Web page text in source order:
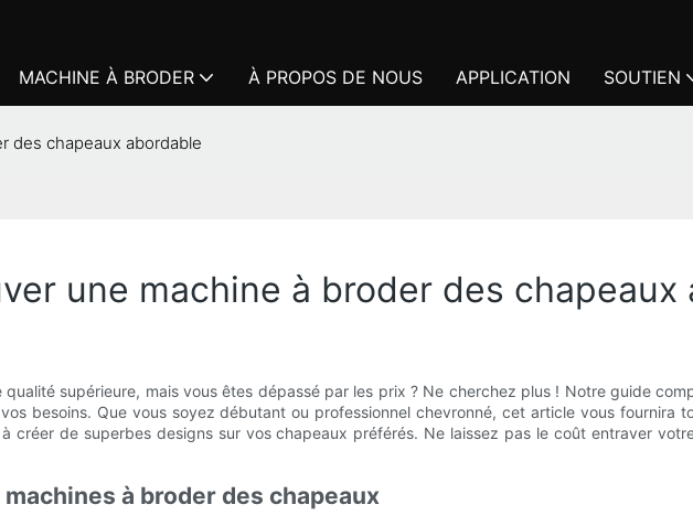
MACHINE À BRODER À PROPOS DE NOUS APPLICATION SOUTIEN
des chapeaux abordable
une machine à broder des chapeaux
supérieure, mais vous êtes dépassé par les prix ? Ne cherchez plus ! Notre guide
besoins. Que vous soyez débutant ou professionnel chevronné, cet article vous fournira
créer de superbes designs sur vos chapeaux préférés. Ne laissez pas le coût entraver
à broder des chapeaux